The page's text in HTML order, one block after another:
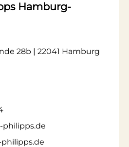
Hamburg-
28b | 22041 Hamburg
philipps.de